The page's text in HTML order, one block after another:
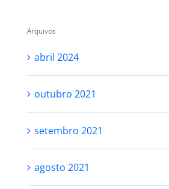
Arquivos
abril 2024
outubro 2021
setembro 2021
agosto 2021